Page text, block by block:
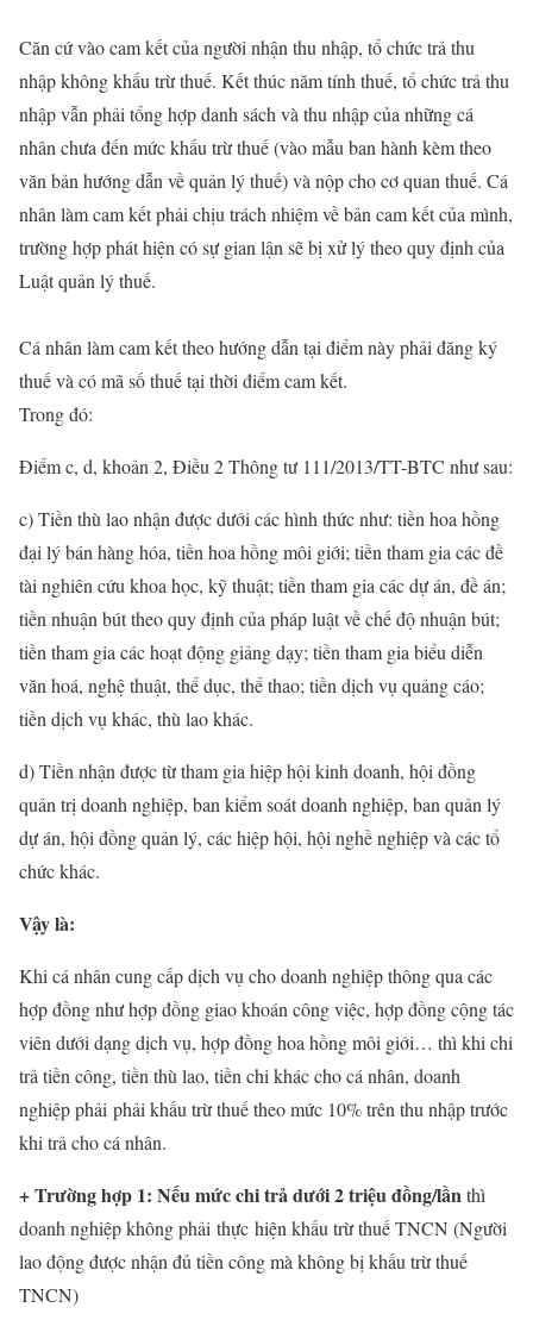
Căn cứ vào cam kết của người nhận thu nhập, tổ chức trả thu
nhập không khấu trừ thuế. Kết thúc năm tính thuế, tổ chức trả thu
nhập vẫn phải tổng hợp danh sách và thu nhập của những cá
nhân chưa đến mức khấu trừ thuế (vào mẫu ban hành kèm theo
văn bản hướng dẫn về quản lý thuế) và nộp cho cơ quan thuế. Cá
nhân làm cam kết phải chịu trách nhiệm về bản cam kết của mình,
trường hợp phát hiện có sự gian lận sẽ bị xử lý theo quy định của
Luật quản lý thuế.
Cá nhân làm cam kết theo hướng dẫn tại điểm này phải đăng ký
thuế và có mã số thuế tại thời điểm cam kết.
Trong đó:
Điểm c, d, khoản 2, Điều 2 Thông tư 111/2013/TT-BTC như sau:
c) Tiền thù lao nhận được dưới các hình thức như: tiền hoa hồng
đại lý bán hàng hóa, tiền hoa hồng môi giới; tiền tham gia các đề
tài nghiên cứu khoa học, kỹ thuật; tiền tham gia các dự án, đề án;
tiền nhuận bút theo quy định của pháp luật về chế độ nhuận bút;
tiền tham gia các hoạt động giảng dạy; tiền tham gia biểu diễn
văn hoá, nghệ thuật, thể dục, thể thao; tiền dịch vụ quảng cáo;
tiền dịch vụ khác, thù lao khác.
d) Tiền nhận được từ tham gia hiệp hội kinh doanh, hội đồng
quản trị doanh nghiệp, ban kiểm soát doanh nghiệp, ban quản lý
dự án, hội đồng quản lý, các hiệp hội, hội nghề nghiệp và các tổ
chức khác.
Vậy là:
Khi cá nhân cung cấp dịch vụ cho doanh nghiệp thông qua các
hợp đồng như hợp đồng giao khoán công việc, hợp đồng cộng tác
viên dưới dạng dịch vụ, hợp đồng hoa hồng môi giới… thì khi chi
trả tiền công, tiền thù lao, tiền chi khác cho cá nhân, doanh
nghiệp phải phải khấu trừ thuế theo mức 10% trên thu nhập trước
khi trả cho cá nhân.
+ Trường hợp 1: Nếu mức chi trả dưới 2 triệu đồng/lần thì
doanh nghiệp không phải thực hiện khấu trừ thuế TNCN (Người
lao động được nhận đủ tiền công mà không bị khấu trừ thuế
TNCN)